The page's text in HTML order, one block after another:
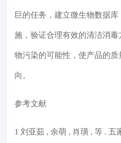
巨的任务，建立微生物数据
施，验证合理有效的清洁消
物污染的可能性，使产品的
向。
参考文献
1 刘亚茹 , 余萌 , 肖璜 , 等 .